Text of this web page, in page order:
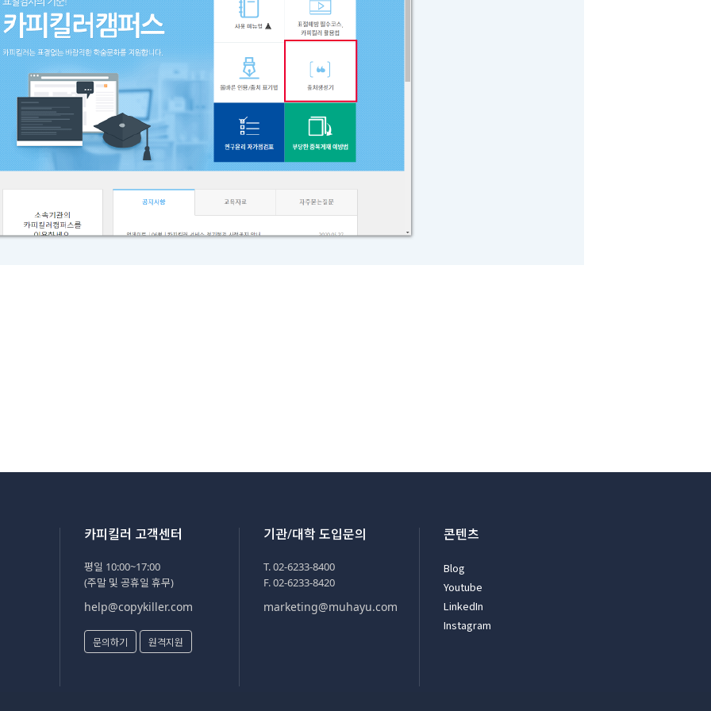
카피킬러 고객센터
평일 10:00~17:00
(주말 및 공휴일 휴무)
help@copykiller.com
문의하기 원격지원
기관/대학 도입문의
T. 02-6233-8400
F. 02-6233-8420
marketing@muhayu.com
콘텐츠
Blog
Youtube
LinkedIn
Instagram